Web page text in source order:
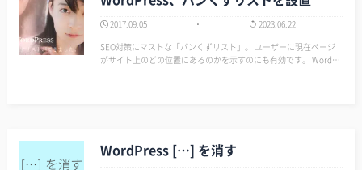
2017.09.05
2023.06.22
SEO対策にマストな「パンくずリスト」。 ユーザーに現在ページ
がサイト上のどの位置にあるのかを示すのにも有効です。 WordPr
WordPress […] を消す